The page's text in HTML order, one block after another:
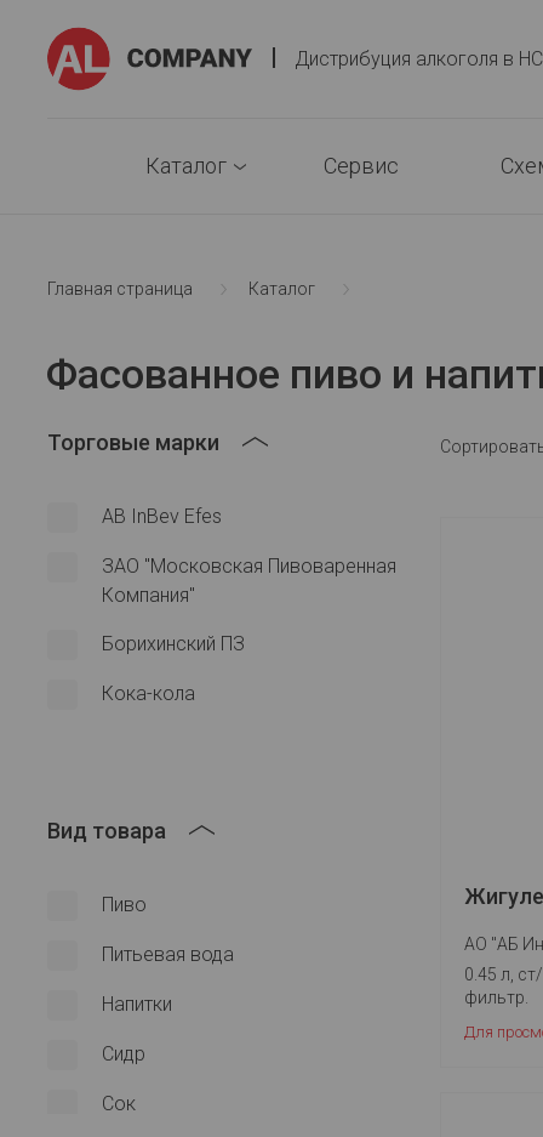
Дистрибуция алкоголя в
Каталог Сервис
Главная страница Каталог
Фасованное пиво и
Торговые марки
AB InBev Efes
ЗАО "Московская Пивоваренная
Компания"
Борихинский ПЗ
Кока-кола
Вид товара
Пиво
Питьевая вода
Напитки
Сидр
Сок
АО "АБ
0.45 л,
фильтр.
Для